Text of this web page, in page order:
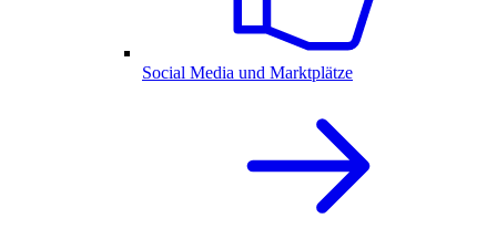
Social Media und Marktplätze